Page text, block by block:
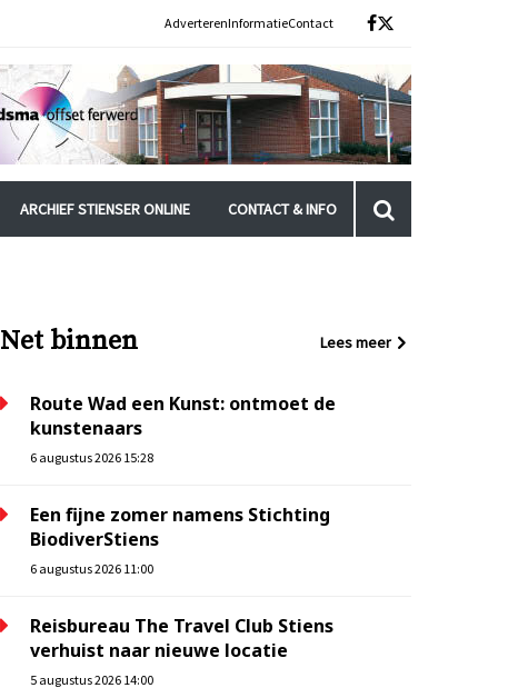
AdverterenInformatieContact
ARCHIEF STIENSER ONLINE CONTACT & INFO
Net binnen Lees meer
Route Wad een Kunst: ontmoet de
kunstenaars
6 augustus 2026 15:28
Een fijne zomer namens Stichting
BiodiverStiens
6 augustus 2026 11:00
Reisbureau The Travel Club Stiens
verhuist naar nieuwe locatie
5 augustus 2026 14:00